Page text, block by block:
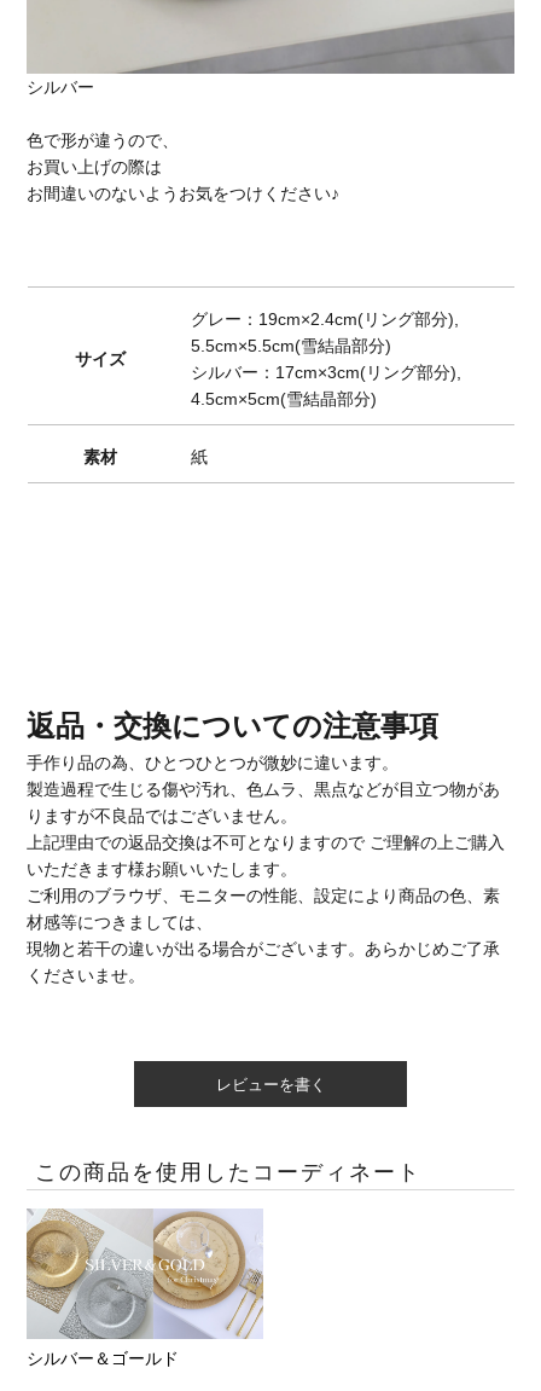
シルバー
色で形が違うので、
お買い上げの際は
お間違いのないようお気をつけください♪
サイズ
グレー：19cm×2.4cm(リング部分),
5.5cm×5.5cm(雪結晶部分)
シルバー：17cm×3cm(リング部分),
4.5cm×5cm(雪結晶部分)
素材 紙
返品・交換についての注意事項
手作り品の為、ひとつひとつが微妙に違います。
製造過程で生じる傷や汚れ、色ムラ、黒点などが目立つ物があ
りますが不良品ではございません。
上記理由での返品交換は不可となりますので ご理解の上ご購入
いただきます様お願いいたします。
ご利用のブラウザ、モニターの性能、設定により商品の色、素
材感等につきましては、
現物と若干の違いが出る場合がございます。あらかじめご了承
くださいませ。
レビューを書く
この商品を使用したコーディネート
シルバー＆ゴールド